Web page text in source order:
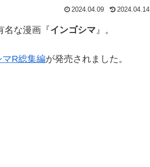
2024.04.09 2024.04.14
名な漫画『インゴシマ 』。
マR総集編が発売されました。